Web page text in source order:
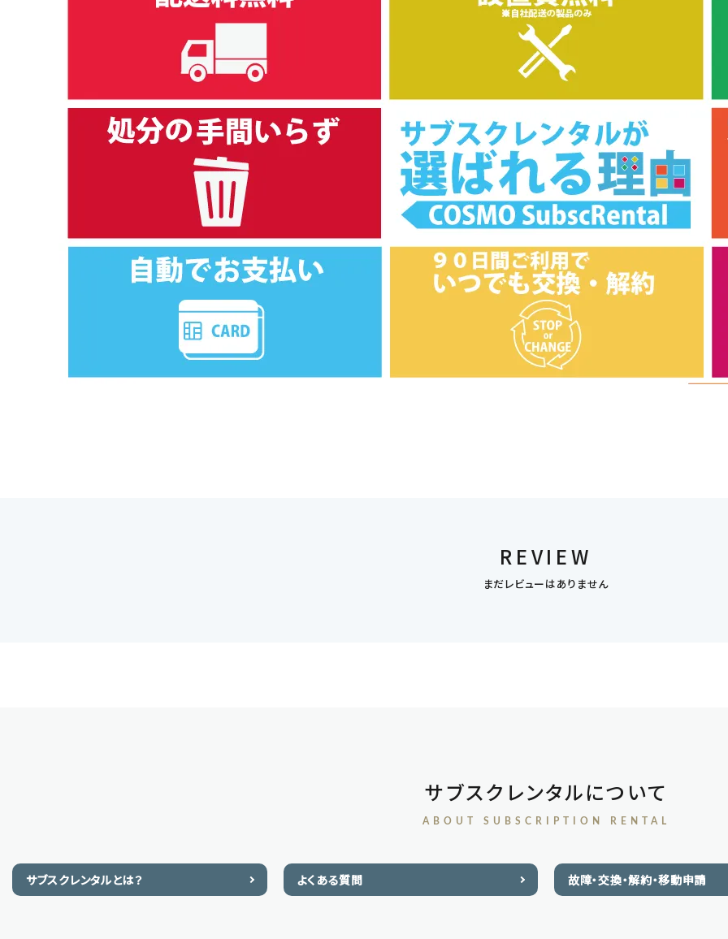
REVIEW
まだレビューはありません
サブスクレンタルについて
ABOUT SUBSCRIPTION RENTAL
サブスクレンタルとは？ よくある質問 故障・交換・解約・移動申請